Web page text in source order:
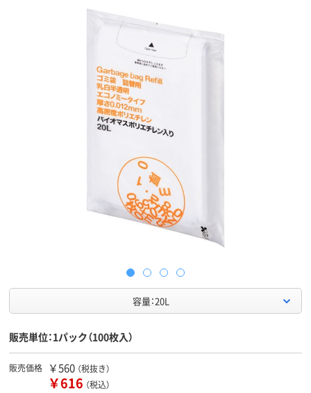
容量：20L
販売単位：1パック（100枚入）
販売価格 ￥560 （税抜き）
￥616 （税込）